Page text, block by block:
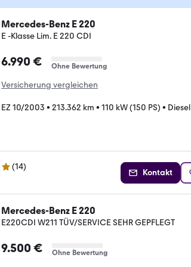
Mercedes-Benz E 220
E -Klasse Lim. E 220 CDI
6.990 € Ohne Bewertung
Versicherung vergleichen
EZ 10/2003 • 213.362 km • 110 kW (150 PS) • Diesel
(14)
Kontakt
Mercedes-Benz E 220
E220CDI W211 TÜV/SERVICE SEHR GEPFLEGT
9.500 € Ohne Bewertung